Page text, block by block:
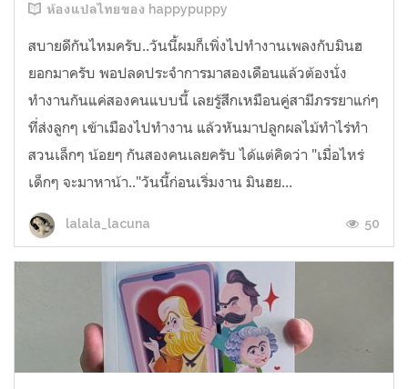
ห้องแปลไทยของ happypuppy
สบายดีกันไหมครับ..วันนี้ผมก็เพิ่งไปทำงานเพลงกับมินฮ
ยอกมาครับ พอปลดประจำการมาสองเดือนแล้วต้องนั่ง
ทำงานกันแค่สองคนแบบนี้ เลยรู้สึกเหมือนคู่สามีภรรยาแก่ๆ
ที่ส่งลูกๆ เข้าเมืองไปทำงาน แล้วหันมาปลูกผลไม้ทำไร่ทำ
สวนเล็กๆ น้อยๆ กันสองคนเลยครับ ได้แต่คิดว่า "เมื่อไหร่
เด็กๆ จะมาหาน้า.."วันนี้ก่อนเริ่มงาน มินฮย...
lalala_lacuna 50